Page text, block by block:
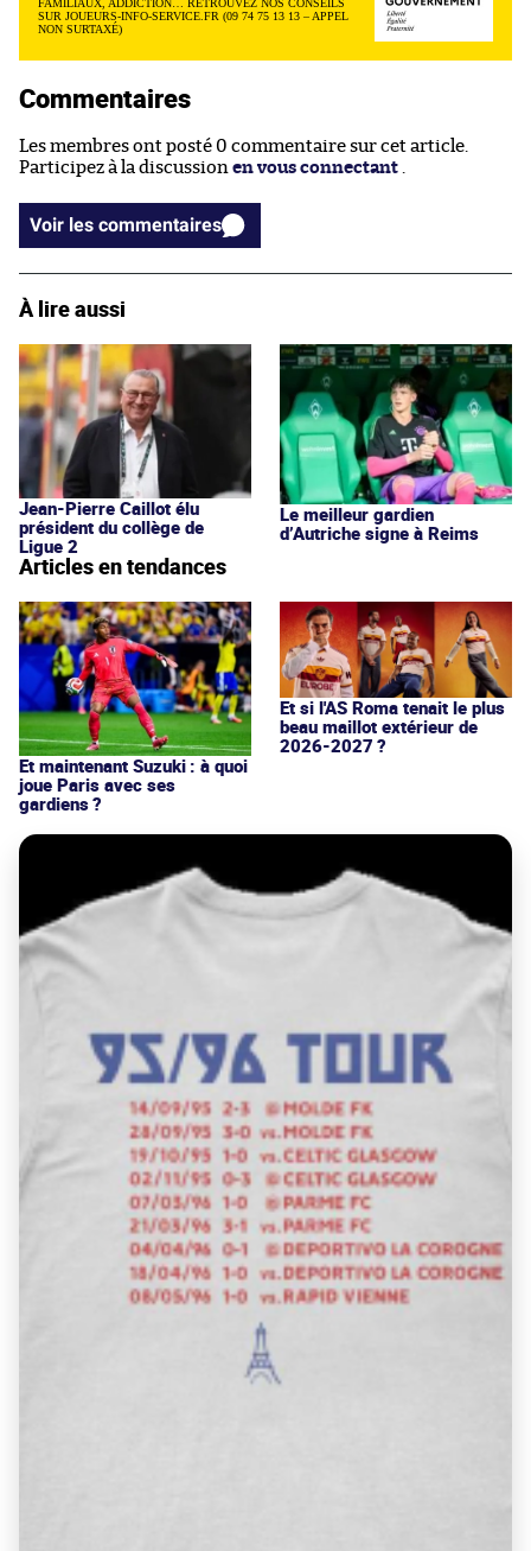
FAMILIAUX, ADDICTION… RETROUVEZ NOS CONSEILS
SUR JOUEURS-INFO-SERVICE.FR (09 74 75 13 13 – APPEL
NON SURTAXÉ)
Commentaires
Les membres ont posté 0 commentaire sur cet article.
Participez à la discussion en vous connectant
Voir les commentaires
À lire aussi
Jean-Pierre Caillot élu
président du collège de
Ligue 2
Le meilleur gardien
d’Autriche signe à Reims
Articles en tendances
Et maintenant Suzuki : à quoi
joue Paris avec ses
gardiens ?
Et si l'AS Roma tenait le plus
beau maillot extérieur de
2026-2027 ?